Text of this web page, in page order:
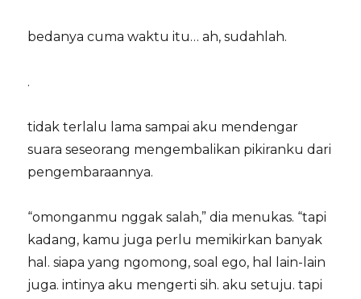
bedanya cuma waktu itu… ah, sudahlah.
.
tidak terlalu lama sampai aku mendengar
suara seseorang mengembalikan pikiranku dari
pengembaraannya.
“omonganmu nggak salah,” dia menukas. “tapi
kadang, kamu juga perlu memikirkan banyak
hal. siapa yang ngomong, soal ego, hal lain-lain
juga. intinya aku mengerti sih. aku setuju. tapi